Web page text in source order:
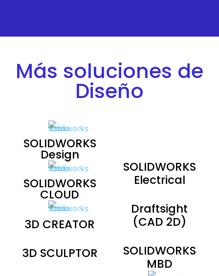
Más soluciones de
Diseño
SOLIDWORKS
Design
SOLIDWORKS
CLOUD
3D CREATOR
3D SCULPTOR
SOLIDWORKS
Electrical
Draftsight
(CAD 2D)
SOLIDWORKS
MBD